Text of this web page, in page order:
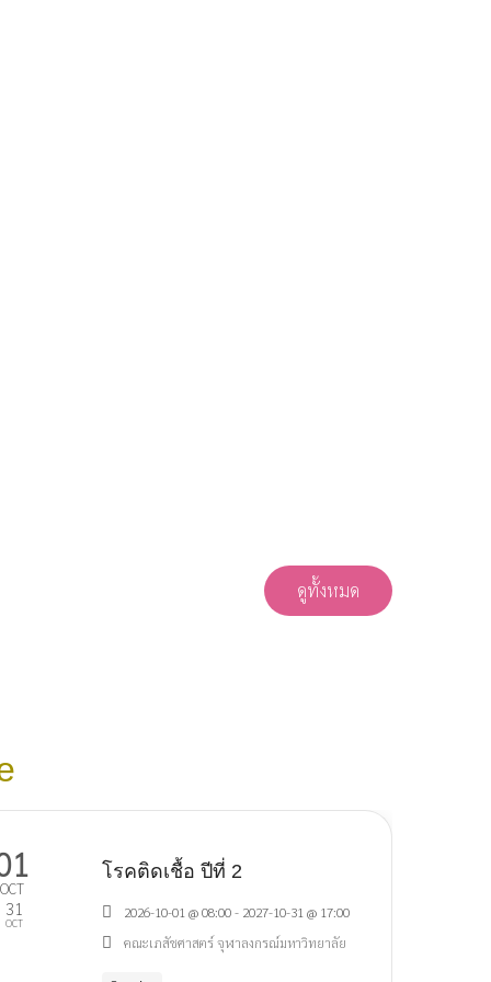
ดูทั้งหมด
OCT
31
OCT
โรคติดเชื้อ ปีที่ 2
2026-10-01 @ 08:00 - 2027-10-31 @ 17:00
คณะเภสัชศาสตร์ จุฬาลงกรณ์มหาวิทยาลัย